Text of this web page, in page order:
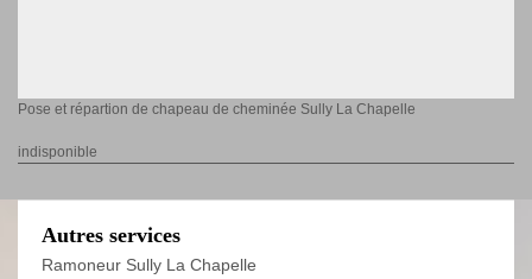
Pose et répartion de chapeau de cheminée Sully La Chapelle
indisponible
Autres services
Ramoneur Sully La Chapelle